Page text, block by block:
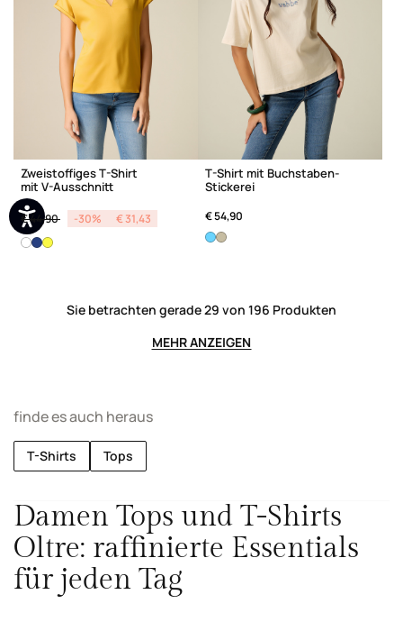
Zweistoffiges T-Shirt
mit V-Ausschnitt
Price reduced from
€ 44,90 to -30% € 31,43
T-Shirt mit Buchstaben-
Stickerei
€ 54,90
Sie betrachten gerade 29 von 196 Produkten
MEHR ANZEIGEN
finde es auch heraus
T-Shirts Tops
Damen Tops und T-Shirts
Oltre: raffinierte Essentials
für jeden Tag